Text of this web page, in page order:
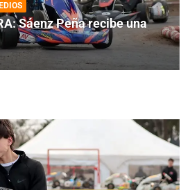
Sáenz Peña recibe una